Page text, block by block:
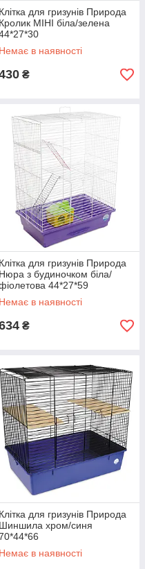
Клітка для гризунів Природа
Кролик МІНІ біла/зелена
Немає в наявності
₴
Клітка для гризунів Природа
Нюра з будиночком біла/
44*27*59
Немає в наявності
₴
Клітка для гризунів Природа
Шиншила хром/синя
Немає в наявності